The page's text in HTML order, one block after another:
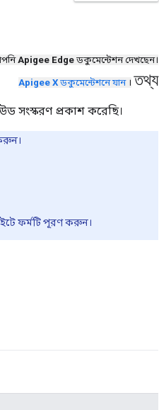
Apigee Edge ডকুমেন্টেশন দেখছেন।
Apigee X ডকুমেন্টেশনে যান। তথ্য
সংস্করণ প্রকাশ করেছি।
ফর্মটি পূরণ করুন।